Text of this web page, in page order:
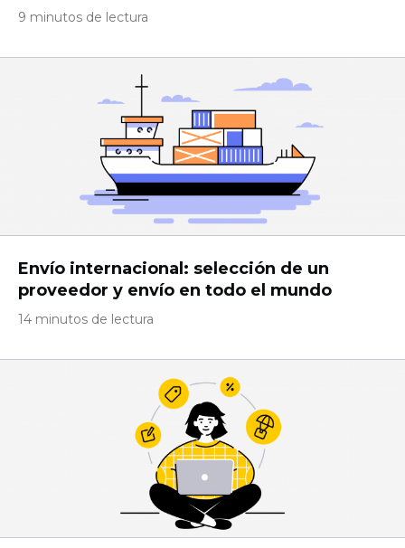
9 minutos de lectura
Envío internacional: selección de un
proveedor y envío en todo el mundo
14 minutos de lectura